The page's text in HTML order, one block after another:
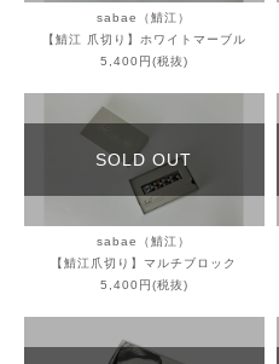
sabae（鯖江）
【鯖江 爪切り】ホワイトマーブル
5,400円(税抜)
SOLD OUT
sabae（鯖江）
【鯖江爪切り】マルチブロック
5,400円(税抜)